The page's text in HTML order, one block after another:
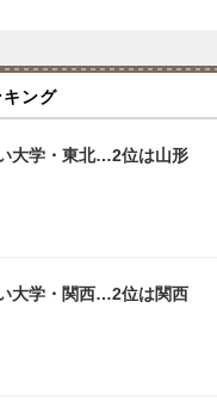
キング
大学・東北…2位は山形
大学・関西…2位は関西